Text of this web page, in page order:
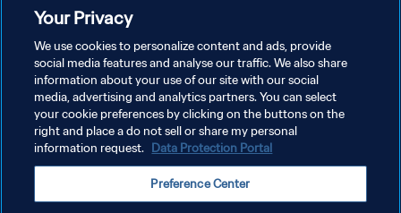
POLÍTICA DE PRIVACIDAD
TÉRMINOS DE SERVICIO
AJUSTAR LA CONFIGURACIÓN DE LAS COOKIES
Your Privacy
We use cookies to personalize content and ads, provide
social media features and analyse our traffic. We also share
information about your use of our site with our social
media, advertising and analytics partners. You can select
your cookie preferences by clicking on the buttons on the
right and place a do not sell or share my personal
information request. Data Protection Portal
Preference Center